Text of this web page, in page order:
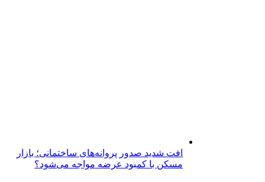
افت شدید صدور پروانه‌های ساختمانی؛ بازار
مسکن با کمبود عرضه مواجه می‌شود؟